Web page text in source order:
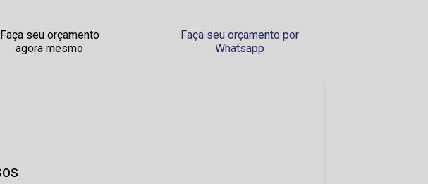
Faça seu orçamento
agora mesmo
Faça seu orçamento por
Whatsapp